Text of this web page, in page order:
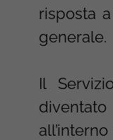
risposta
generale.
Il